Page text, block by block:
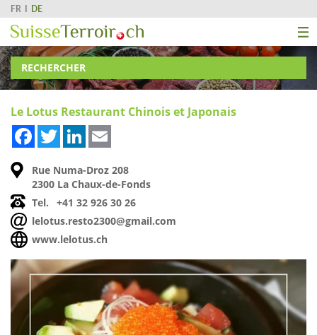
FR DE
RECHERCHER
Le Lotus Restaurant Chinois et Japonais
FacebookTwitterLinkedIn
Rue Numa-Droz 208
2300 La Chaux-de-Fonds
Tel.
+41 32 926 30 26
lelotus.resto2300@gmail.com
www.lelotus.ch